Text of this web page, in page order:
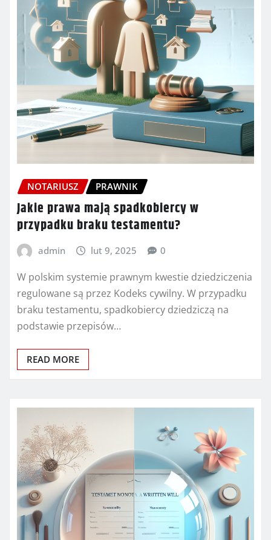
NOTARIUSZ PRAWNIK
Jakie prawa mają spadkobiercy w
przypadku braku testamentu?
admin lut 9, 2025 0
W polskim systemie prawnym kwestie dziedziczenia
regulowane są przez Kodeks cywilny. W przypadku
braku testamentu, spadkobiercy dziedziczą na
podstawie przepisów…
READ MORE